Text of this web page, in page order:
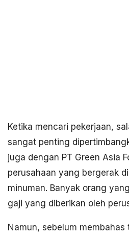
Ketika mencari pekerjaan,
sangat penting
juga dengan PT Green Asia
perusahaan yang bergerak
minuman. Banyak orang
gaji yang diberikan oleh
Namun, sebelum